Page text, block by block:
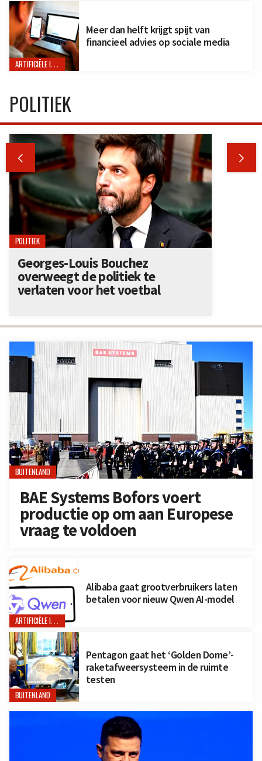
ARTIFICIËLE INTELLIGENTIE
Meer dan helft krijgt spijt van
financieel advies op sociale media
BUITENLAND
BAE Systems Bofors voert
productie op om aan Europese
vraag te voldoen
ARTIFICIËLE INTELLIGENTIE
Alibaba gaat grootverbruikers laten
betalen voor nieuw Qwen AI-model
BUITENLAND
Pentagon gaat het ‘Golden Dome’-
raketafweersysteem in de ruimte
testen
POLITIEK
 
POLITIEK
Georges-Louis Bouchez
overweegt de politiek te
verlaten voor het voetbal